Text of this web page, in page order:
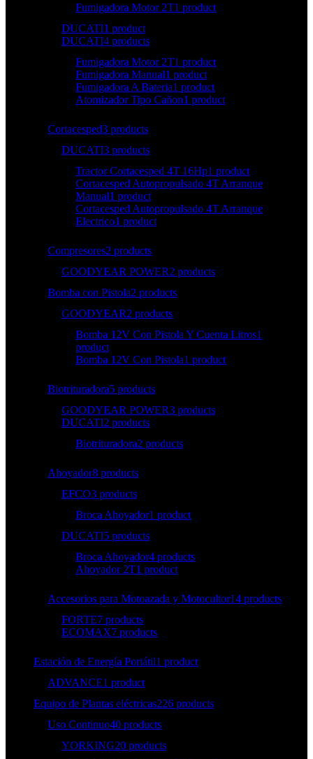
Fumigadora Motor 2T1 product
DUCATI1 product
DUCATI4 products
Fumigadora Motor 2T1 product
Fumigadora Manual1 product
Fumigadora A Bateria1 product
Atomizador Tipo Cañon1 product
Cortacesped3 products
DUCATI3 products
Tractor Cortacesped 4T 16Hp1 product
Cortacesped Autopropulsado 4T Arranque
Manual1 product
Cortacesped Autopropulsado 4T Arranque
Electrico1 product
Compresores2 products
GOODYEAR POWER2 products
Bomba con Pistola2 products
GOODYEAR2 products
Bomba 12V Con Pistola Y Cuenta Litros1
product
Bomba 12V Con Pistola1 product
Biotrituradora5 products
GOODYEAR POWER3 products
DUCATI2 products
Biotrituradora2 products
Ahoyador8 products
EFCO3 products
Broca Ahoyador1 product
DUCATI5 products
Broca Ahoyador4 products
Ahoyador 2T1 product
Accesorios para Motoazada y Motocultor14 products
FORTE7 products
ECOMAX7 products
Estación de Energía Portátil1 product
ADVANCE1 product
Equipo de Plantas eléctricas226 products
Uso Continuo40 products
YORKING20 products